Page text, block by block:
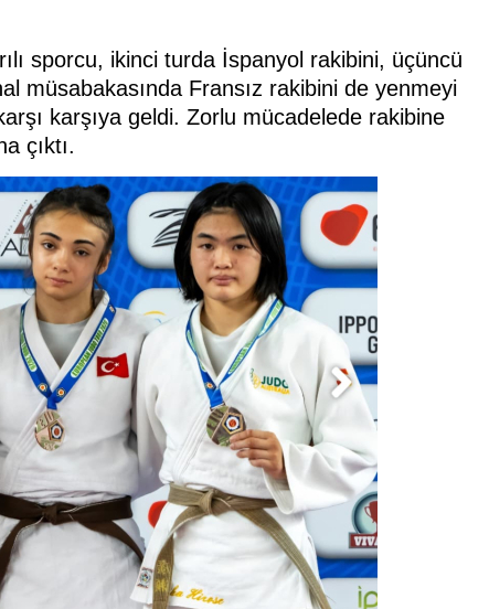
sporcu, ikinci turda İspanyol rakibini, üçüncü
müsabakasında Fransız rakibini de yenmeyi
karşıya geldi. Zorlu mücadelede rakibine
çıktı.